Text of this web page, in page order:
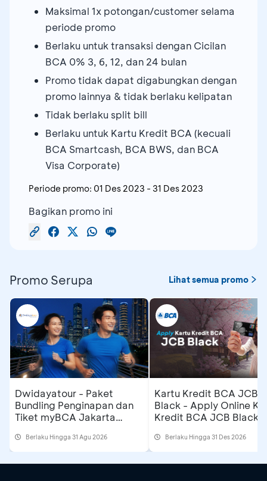
Maksimal 1x potongan/customer selama
periode promo
Berlaku untuk transaksi dengan Cicilan
BCA 0% 3, 6, 12, dan 24 bulan
Promo tidak dapat digabungkan dengan
promo lainnya & tidak berlaku kelipatan
Tidak berlaku split bill
Berlaku untuk Kartu Kredit BCA (kecuali
BCA Smartcash, BCA BWS, dan BCA
Visa Corporate)
Periode promo: 01 Des 2023 - 31 Des 2023
Bagikan promo ini
Promo Serupa Lihat semua promo
Dwidayatour - Paket
Bundling Penginapan dan
Tiket myBCA Jakarta
Berlaku Hingga 31 Agu 2026
Kartu Kredit BCA JCB
Black - Apply Online
Kredit BCA JCB Black
Rp500 Ribu
Berlaku Hingga 31 Des 2026